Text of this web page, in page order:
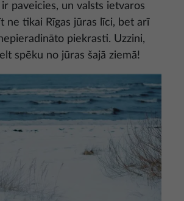
paveicies, un valsts ietvaros
ne tikai Rīgas jūras līci, bet arī
piekrasti. Uzzini,
spēku no jūras šajā ziemā!